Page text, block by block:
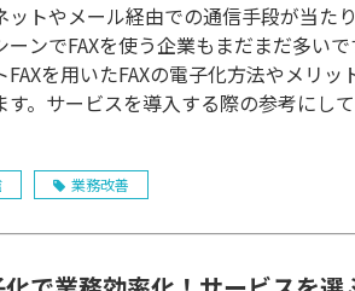
ットやメール経由での通信手段が当た
ーンでFAXを使う企業もまだまだ多い
FAXを用いたFAXの電子化方法やメリッ
す。サービスを導入する際の参考にして
業務改善